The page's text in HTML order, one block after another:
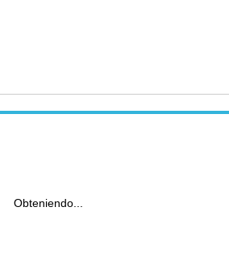
Obteniendo...